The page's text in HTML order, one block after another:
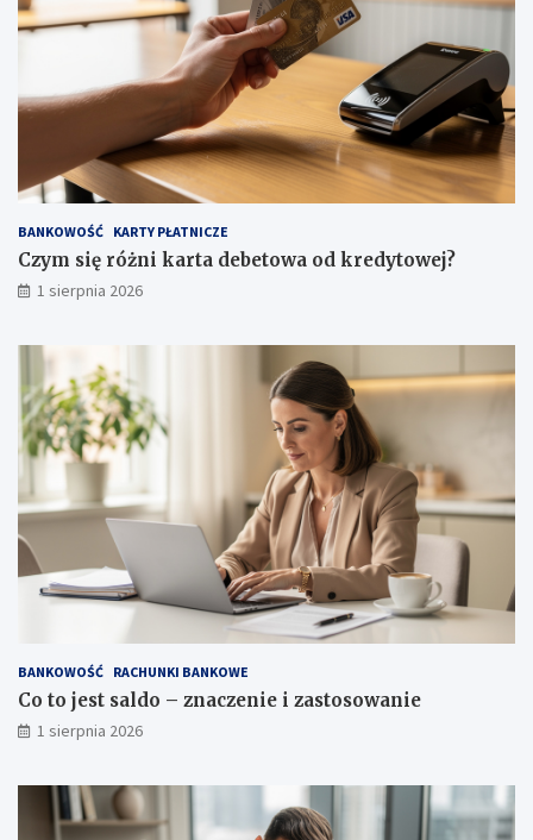
BANKOWOŚĆ KARTY PŁATNICZE
Czym się różni karta debetowa od kredytowej?
1 sierpnia 2026
BANKOWOŚĆ RACHUNKI BANKOWE
Co to jest saldo – znaczenie i zastosowanie
1 sierpnia 2026